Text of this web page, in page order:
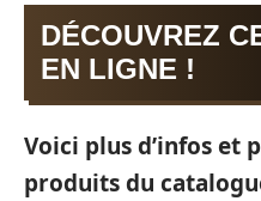
DÉCOUVREZ
EN LIGNE !
Voici plus d’infos et
produits du